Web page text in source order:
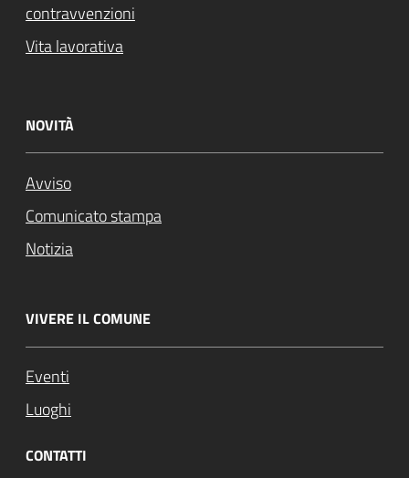
contravvenzioni
Vita lavorativa
NOVITÀ
Avviso
Comunicato stampa
Notizia
VIVERE IL COMUNE
Eventi
Luoghi
CONTATTI